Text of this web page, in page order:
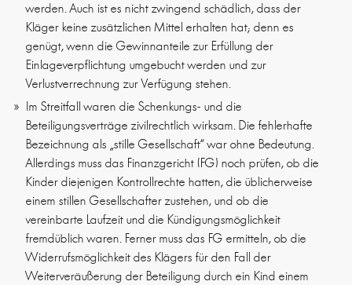
werden. Auch ist es nicht zwingend schädlich, dass der
Kläger keine zusätzlichen Mittel erhalten hat; denn es
genügt, wenn die Gewinnanteile zur Erfüllung der
Einlageverpflichtung umgebucht werden und zur
Verlustverrechnung zur Verfügung stehen.
Im Streitfall waren die Schenkungs- und die
Beteiligungsverträge zivilrechtlich wirksam. Die fehlerhafte
Bezeichnung als „stille Gesellschaft“ war ohne Bedeutung.
Allerdings muss das Finanzgericht (FG) noch prüfen, ob die
Kinder diejenigen Kontrollrechte hatten, die üblicherweise
einem stillen Gesellschafter zustehen, und ob die
vereinbarte Laufzeit und die Kündigungsmöglichkeit
fremdüblich waren. Ferner muss das FG ermitteln, ob die
Widerrufsmöglichkeit des Klägers für den Fall der
Weiterveräußerung der Beteiligung durch ein Kind einem